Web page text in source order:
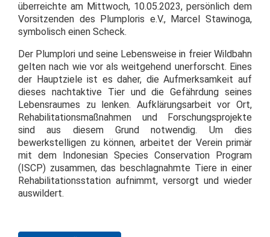
überreichte am Mittwoch, 10.05.2023, persönlich dem
Vorsitzenden des Plumploris e.V., Marcel Stawinoga,
symbolisch einen Scheck.
Der Plumplori und seine Lebensweise in freier Wildbahn
gelten nach wie vor als weitgehend unerforscht. Eines
der Hauptziele ist es daher, die Aufmerksamkeit auf
dieses nachtaktive Tier und die Gefährdung seines
Lebensraumes zu lenken. Aufklärungsarbeit vor Ort,
Rehabilitationsmaßnahmen und Forschungsprojekte
sind aus diesem Grund notwendig. Um dies
bewerkstelligen zu können, arbeitet der Verein primär
mit dem Indonesian Species Conservation Program
(ISCP) zusammen, das beschlagnahmte Tiere in einer
Rehabilitationsstation aufnimmt, versorgt und wieder
auswildert.